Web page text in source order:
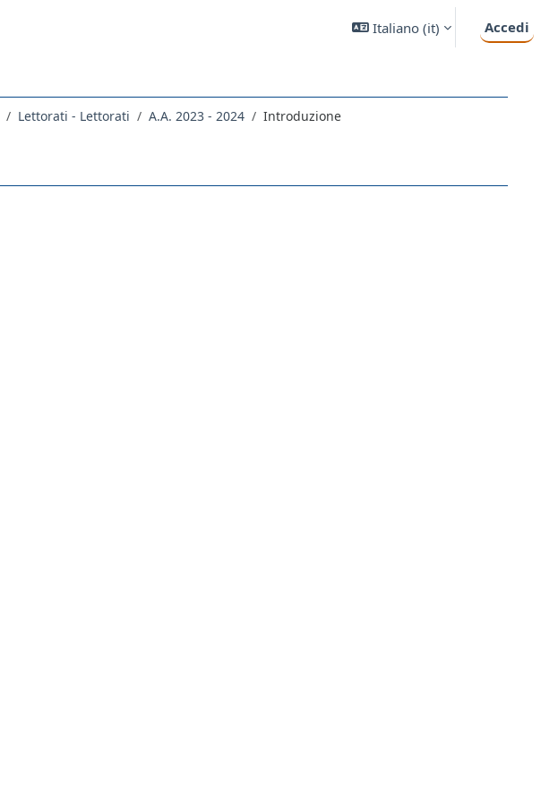
Italiano ‎(it)‎ Accedi
Lettorati - Lettorati A.A. 2023 - 2024 Introduzione